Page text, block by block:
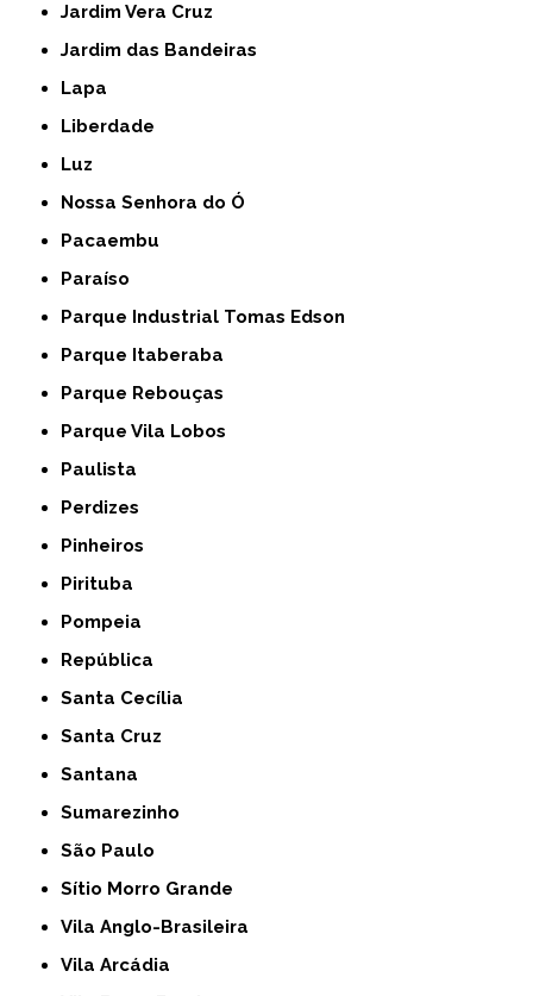
Jardim Vera Cruz
Jardim das Bandeiras
Lapa
Liberdade
Luz
Nossa Senhora do Ó
Pacaembu
Paraíso
Parque Industrial Tomas Edson
Parque Itaberaba
Parque Rebouças
Parque Vila Lobos
Paulista
Perdizes
Pinheiros
Pirituba
Pompeia
República
Santa Cecília
Santa Cruz
Santana
Sumarezinho
São Paulo
Sítio Morro Grande
Vila Anglo-Brasileira
Vila Arcádia